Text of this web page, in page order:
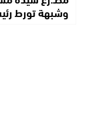
وشبهة تورط